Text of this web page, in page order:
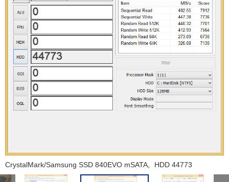
CrystalMark/Samsung SSD 840EVO mSATA。HDD 44773